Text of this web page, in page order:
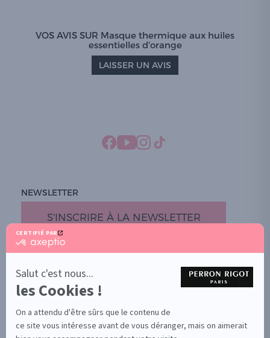
CERTIFIÉ PAR
certifié
En
savoir
plus
sur
Axeptio
Salut c'est nous...
les Cookies !
On a attendu d'être sûrs que le contenu de
ce site vous intéresse avant de vous déranger, mais on aimerait
VOS AVIS SUR Masque thermique aux huiles
essentielles d'orange
LAISSER UN AVIS
NEWSLETTER
S'INSCRIRE À LA NEWSLETTER
BOUTIQUE PARTICULIERS
AIDE / FAQ
CONTACT